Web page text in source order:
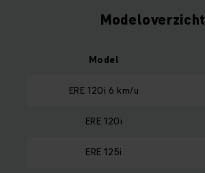
Modeloverzicht
Model
ERE 120i 6 km/u
ERE 120i
ERE 125i